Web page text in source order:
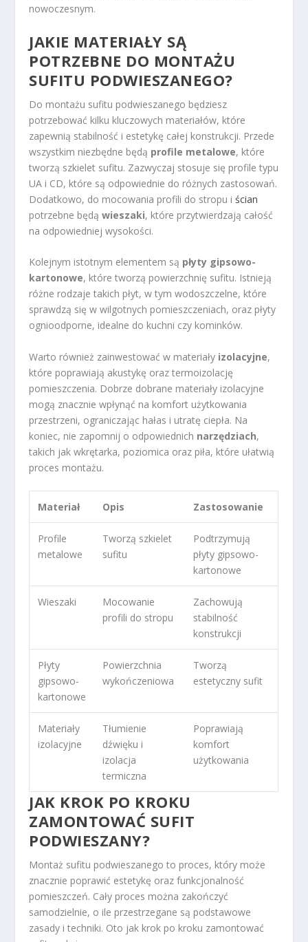
nowoczesnym.
JAKIE MATERIAŁY SĄ
POTRZEBNE DO MONTAŻU
SUFITU PODWIESZANEGO?
Do montażu sufitu podwieszanego będziesz
potrzebować kilku kluczowych materiałów, które
zapewnią stabilność i estetykę całej konstrukcji. Przede
wszystkim niezbędne będą profile metalowe, które
tworzą szkielet sufitu. Zazwyczaj stosuje się profile typu
UA i CD, które są odpowiednie do różnych zastosowań.
Dodatkowo, do mocowania profili do stropu iścian
potrzebne będąwieszaki, które przytwierdzają całość
na odpowiedniej wysokości.
Kolejnym istotnym elementem są płyty gipsowo-
kartonowe, które tworzą powierzchnię sufitu. Istnieją
różne rodzaje takich płyt, w tym wodoszczelne, które
sprawdzą się w wilgotnych pomieszczeniach, oraz płyty
ognioodporne, idealne do kuchni czy kominków.
Warto również zainwestować w materiały izolacyjne,
które poprawiają akustykę oraz termoizolację
pomieszczenia. Dobrze dobrane materiały izolacyjne
mogą znacznie wpłynąć na komfort użytkowania
przestrzeni, ograniczając hałas i utratę ciepła. Na
koniec, nie zapomnij o odpowiednich narzędziach,
takich jak wkrętarka, poziomica oraz piła, które ułatwią
proces montażu.
Materiał Opis Zastosowanie
Profile
metalowe
Tworzą szkielet
sufitu
Podtrzymują
płyty gipsowo-
kartonowe
Wieszaki
Mocowanie
profili do stropu
Zachowują
stabilność
konstrukcji
Płyty
gipsowo-
kartonowe
Powierzchnia
wykończeniowa
Tworzą
estetyczny sufit
Materiały
izolacyjne
Tłumienie
dźwięku i
izolacja
termiczna
Poprawiają
komfort
użytkowania
JAK KROK PO KROKU
ZAMONTOWAĆ SUFIT
PODWIESZANY?
Montaż sufitu podwieszanego to proces, który może
znacznie poprawić estetykę oraz funkcjonalność
pomieszczeń. Cały proces można zakończyć
samodzielnie, o ile przestrzegane są podstawowe
zasady i techniki. Oto jak krok po kroku zamontować